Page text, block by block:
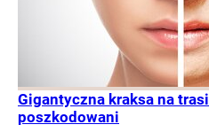
Gigantyczna kraksa na
poszkodowani